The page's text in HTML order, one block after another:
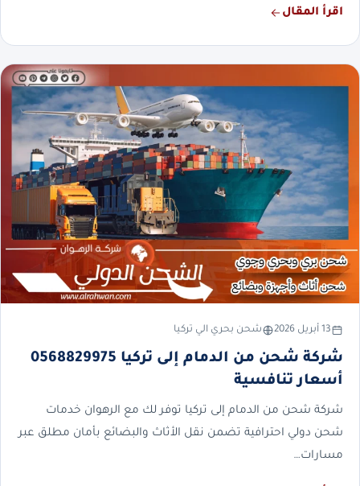
اقرأ المقال
13 أبريل 2026 شحن بحري الي تركيا
شركة شحن من الدمام إلى تركيا 0568829975
أسعار تنافسية
شركة شحن من الدمام إلى تركيا توفر لك مع الرهوان خدمات
شحن دولي احترافية تضمن نقل الأثاث والبضائع بأمان مطلق عبر
مسارات…